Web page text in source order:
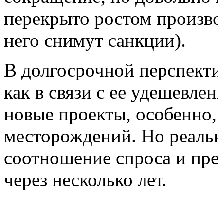
перекрыто ростом
него снимут санкции).
В долгосрочной
как в связи с ее
новые проекты,
месторождений. Но
соотношение спроса и
через несколько лет.